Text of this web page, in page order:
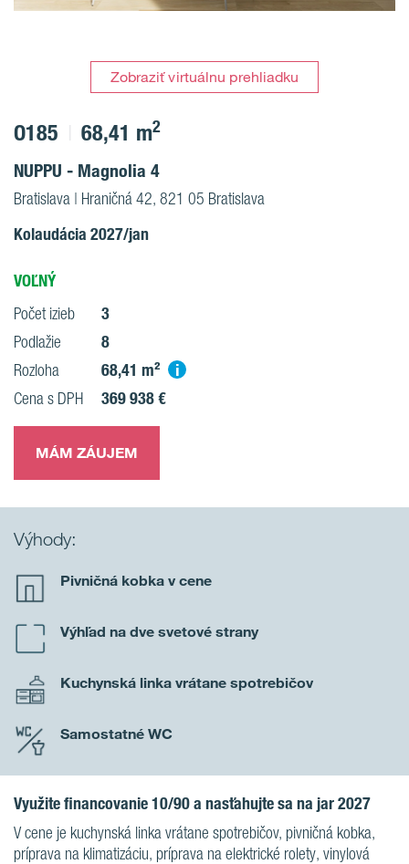
Zobraziť virtuálnu prehliadku
O185 68,41 m2
NUPPU - Magnolia 4
Bratislava | Hraničná 42, 821 05 Bratislava
Kolaudácia 2027/jan
VOĽNÝ
Počet izieb 3
Podlažie 8
Rozloha 68,41 m² i
Cena s DPH 369 938 €
MÁM ZÁUJEM
Výhody:
Pivničná kobka v cene
Výhľad na dve svetové strany
Kuchynská linka vrátane spotrebičov
Samostatné WC
Využite financovanie 10/90 a nasťahujte sa na jar 2027
V cene je kuchynská linka vrátane spotrebičov, pivničná kobka,
príprava na klimatizáciu, príprava na elektrické rolety, vinylová